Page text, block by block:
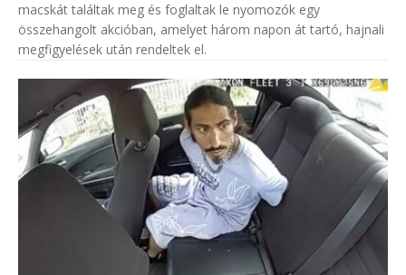
macskát találtak meg és foglaltak le nyomozók egy
összehangolt akcióban, amelyet három napon át tartó, hajnali
megfigyelések után rendeltek el.